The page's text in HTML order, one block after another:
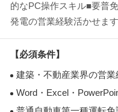
的なPC操作スキル■要
発電の営業経験活かせます
【必須条件】
建築・不動産業界の営業
Word・Excel・